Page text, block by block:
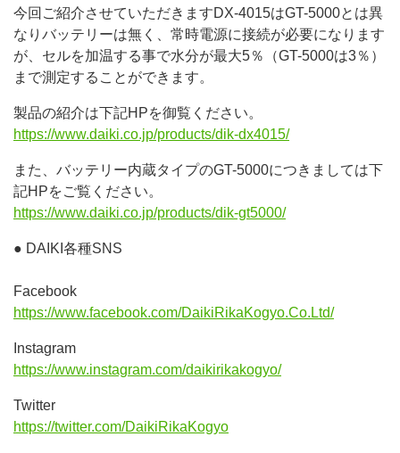
今回ご紹介させていただきますDX-4015はGT-5000とは異
なりバッテリーは無く、常時電源に接続が必要になります
が、セルを加温する事で水分が最大5％（GT-5000は3％）
まで測定することができます。
製品の紹介は下記HPを御覧ください。
https://www.daiki.co.jp/products/dik-dx4015/
また、バッテリー内蔵タイプのGT-5000につきましては下
記HPをご覧ください。
https://www.daiki.co.jp/products/dik-gt5000/
● DAIKI各種SNS
Facebook
https://www.facebook.com/DaikiRikaKogyo.Co.Ltd/
Instagram
https://www.instagram.com/daikirikakogyo/
Twitter
https://twitter.com/DaikiRikaKogyo